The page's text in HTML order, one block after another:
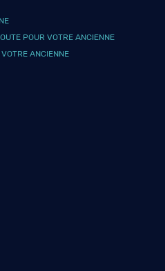
POUR VOTRE ANCIENNE
ANCIENNE